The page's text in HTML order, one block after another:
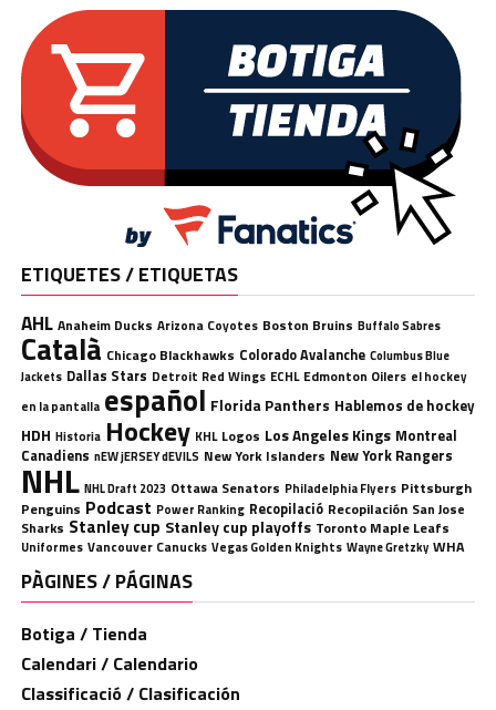
ETIQUETES / ETIQUETAS
AHL Anaheim Ducks Arizona Coyotes Boston Bruins Buffalo Sabres
Català Chicago Blackhawks Colorado Avalanche Columbus Blue
Jackets Dallas Stars Detroit Red Wings ECHL Edmonton Oilers el hockey
en la pantalla español Florida Panthers Hablemos de hockey
HDH Historia Hockey KHL Logos Los Angeles Kings Montreal
Canadiens nEW jERSEY dEVILS New York Islanders New York Rangers
NHL NHL Draft 2023 Ottawa Senators Philadelphia Flyers Pittsburgh
Penguins Podcast Power Ranking Recopilació Recopilación San Jose
Sharks Stanley cup Stanley cup playoffs Toronto Maple Leafs
Uniformes Vancouver Canucks Vegas Golden Knights Wayne Gretzky WHA
PÀGINES / PÁGINAS
Botiga / Tienda
Calendari / Calendario
Classificació / Clasificación